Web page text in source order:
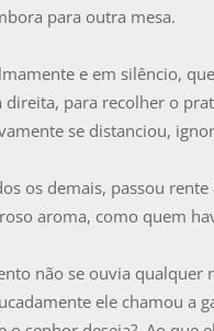
para outra mesa.
e em silêncio,
direita, para recolher o
se distanciou,
os demais, passou
aroma, como quem
não se ouvia qualquer
ele chamou a